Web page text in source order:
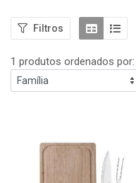
Filtros
1 produtos ordenados por: